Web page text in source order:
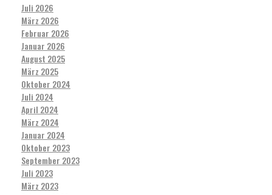
Juli 2026
März 2026
Februar 2026
Januar 2026
August 2025
März 2025
Oktober 2024
Juli 2024
April 2024
März 2024
Januar 2024
Oktober 2023
September 2023
Juli 2023
März 2023